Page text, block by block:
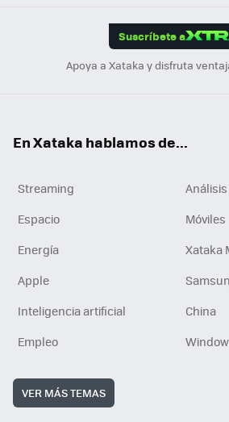
Suscríbete a
Apoya a Xataka y disfruta
En Xataka hablamos de...
Streaming
Análisis
Espacio
Móviles
Energía
Xataka
Apple
Inteligencia artificial
China
Empleo
VER MÁS TEMAS